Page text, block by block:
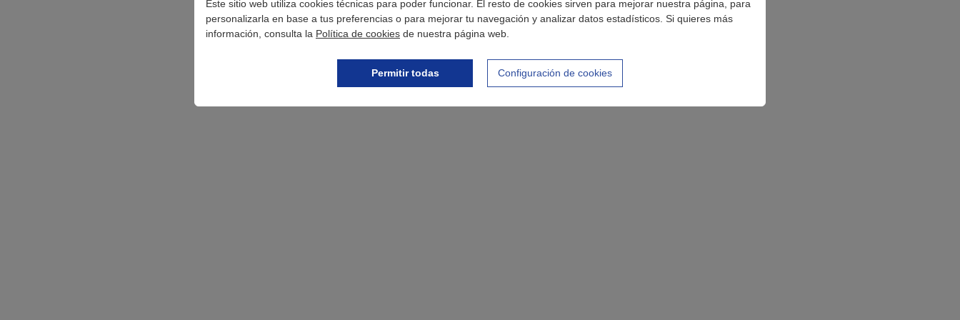
Este sitio web utiliza cookies técnicas para poder funcionar. El resto de cookies sirven para mejorar nuestra página, para
personalizarla en base a tus preferencias o para mejorar tu navegación y analizar datos estadísticos. Si quieres más
información, consulta la Política de cookies de nuestra página web.
Permitir todas Configuración de cookies